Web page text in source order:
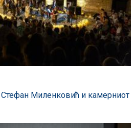
Миленковић и камерниот